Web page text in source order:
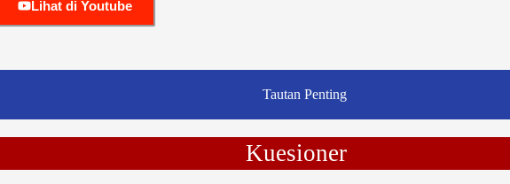
Lihat di Youtube
Tautan Penting
Kuesioner